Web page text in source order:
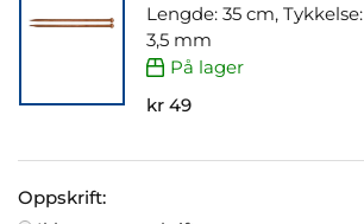
Lengde: 35 cm, Tykkelse:
3,5 mm
På lager
kr 49
Oppskrift: